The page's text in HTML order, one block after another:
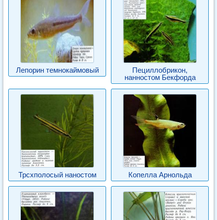
Лепорин темнокаймовый
Пециллобрикон,
нанностом Бекфорда
Трсхполосый наностом Копелла Арнольда